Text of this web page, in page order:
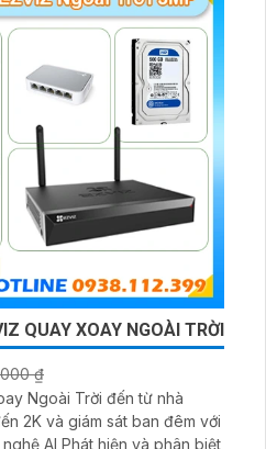
QUAY XOAY NGOÀI TRỜI
₫
Ngoài Trời đến từ nhà
2K và giám sát ban đêm với
AI Phát hiện và phân biệt